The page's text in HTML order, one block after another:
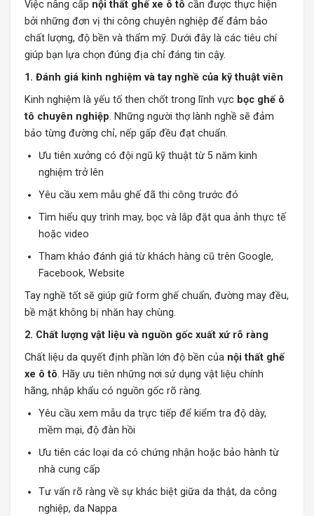
Việc nâng cấp nội thất ghế xe ô tô cần được thực hiện
bởi những đơn vị thi công chuyên nghiệp để đảm bảo
chất lượng, độ bền và thẩm mỹ. Dưới đây là các tiêu chí
giúp bạn lựa chọn đúng địa chỉ đáng tin cậy.
1. Đánh giá kinh nghiệm và tay nghề của kỹ thuật viên
Kinh nghiệm là yếu tố then chốt trong lĩnh vực bọc ghế ô
tô chuyên nghiệp. Những người thợ lành nghề sẽ đảm
bảo từng đường chỉ, nếp gấp đều đạt chuẩn.
Ưu tiên xưởng có đội ngũ kỹ thuật từ 5 năm kinh
nghiệm trở lên
Yêu cầu xem mẫu ghế đã thi công trước đó
Tìm hiểu quy trình may, bọc và lắp đặt qua ảnh thực tế
hoặc video
Tham khảo đánh giá từ khách hàng cũ trên Google,
Facebook, Website
Tay nghề tốt sẽ giúp giữ form ghế chuẩn, đường may đều,
bề mặt không bị nhăn hay chùng.
2. Chất lượng vật liệu và nguồn gốc xuất xứ rõ ràng
Chất liệu da quyết định phần lớn độ bền của nội thất ghế
xe ô tô. Hãy ưu tiên những nơi sử dụng vật liệu chính
hãng, nhập khẩu có nguồn gốc rõ ràng.
Yêu cầu xem mẫu da trực tiếp để kiểm tra độ dày,
mềm mại, độ đàn hồi
Ưu tiên các loại da có chứng nhận hoặc bảo hành từ
nhà cung cấp
Tư vấn rõ ràng về sự khác biệt giữa da thật, da công
nghiệp, da Nappa